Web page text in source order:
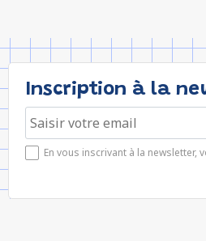
Inscription à la
En vous inscrivant à la newsletter,